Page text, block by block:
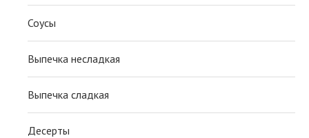
Соусы
Выпечка несладкая
Выпечка сладкая
Десерты